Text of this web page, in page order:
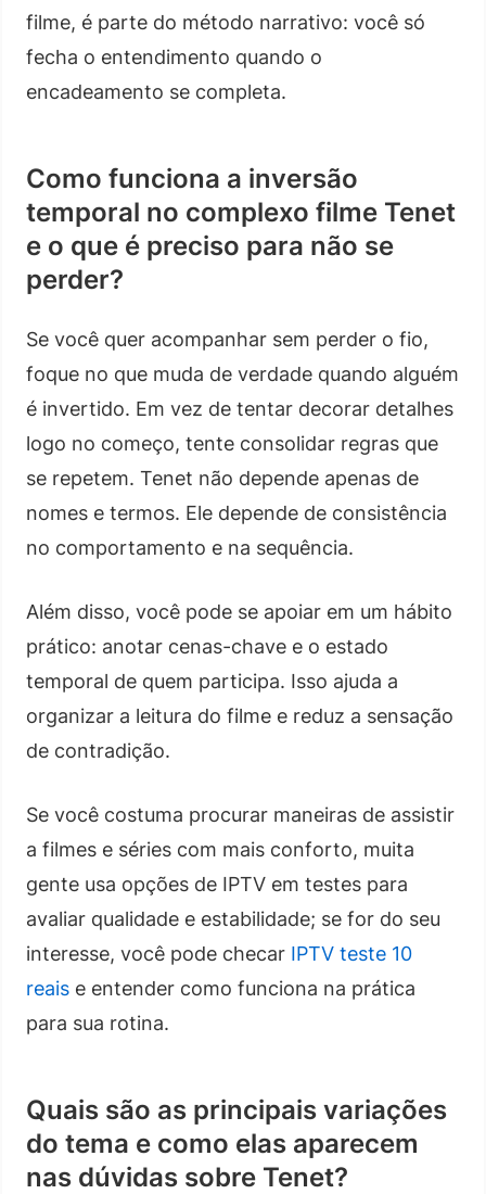
filme, é parte do método narrativo: você só
fecha o entendimento quando o
encadeamento se completa.
Como funciona a inversão
temporal no complexo filme Tenet
e o que é preciso para não se
perder?
Se você quer acompanhar sem perder o fio,
foque no que muda de verdade quando alguém
é invertido. Em vez de tentar decorar detalhes
logo no começo, tente consolidar regras que
se repetem. Tenet não depende apenas de
nomes e termos. Ele depende de consistência
no comportamento e na sequência.
Além disso, você pode se apoiar em um hábito
prático: anotar cenas-chave e o estado
temporal de quem participa. Isso ajuda a
organizar a leitura do filme e reduz a sensação
de contradição.
Se você costuma procurar maneiras de assistir
a filmes e séries com mais conforto, muita
gente usa opções de IPTV em testes para
avaliar qualidade e estabilidade; se for do seu
interesse, você pode checar IPTV teste 10
reais e entender como funciona na prática
para sua rotina.
Quais são as principais variações
do tema e como elas aparecem
nas dúvidas sobre Tenet?